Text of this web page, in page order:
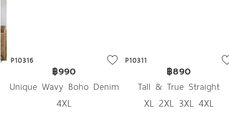
P10316
฿990
Unique Wavy Boho Denim
4XL
P10311
฿890
Tall & True Straight
Denim
XL 2XL 3XL 4XL